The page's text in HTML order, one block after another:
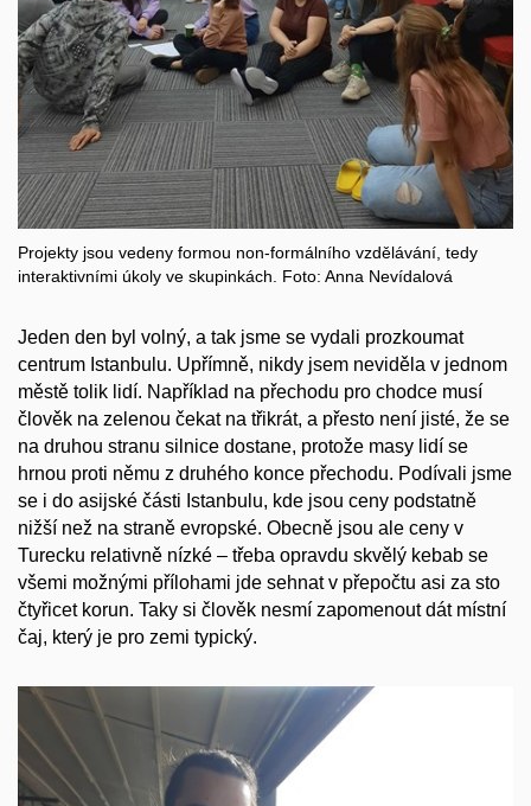
Projekty jsou vedeny formou non-formálního vzdělávání, tedy
interaktivními úkoly ve skupinkách. Foto: Anna Nevídalová
Jeden den byl volný, a tak jsme se vydali prozkoumat
centrum Istanbulu. Upřímně, nikdy jsem neviděla v jednom
městě tolik lidí. Například na přechodu pro chodce musí
člověk na zelenou čekat na třikrát, a přesto není jisté, že se
na druhou stranu silnice dostane, protože masy lidí se
hrnou proti němu z druhého konce přechodu. Podívali jsme
se i do asijské části Istanbulu, kde jsou ceny podstatně
nižší než na straně evropské. Obecně jsou ale ceny v
Turecku relativně nízké – třeba opravdu skvělý kebab se
všemi možnými přílohami jde sehnat v přepočtu asi za sto
čtyřicet korun. Taky si člověk nesmí zapomenout dát místní
čaj, který je pro zemi typický.